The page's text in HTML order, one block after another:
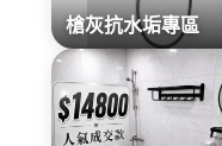
槍灰抗水垢專區